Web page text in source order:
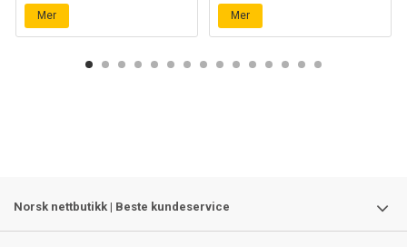
Mer Mer
Norsk nettbutikk | Beste kundeservice